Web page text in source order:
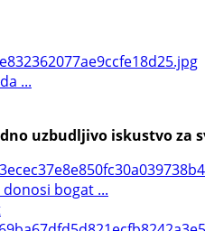
...
uzbudljivo iskustvo
bogat ...